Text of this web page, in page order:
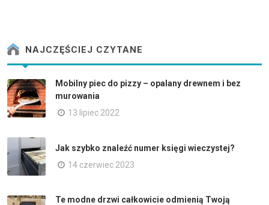
NAJCZĘŚCIEJ CZYTANE
Mobilny piec do pizzy – opalany drewnem i bez
murowania
13 lipiec 2022
Jak szybko znaleźć numer księgi wieczystej?
14 czerwiec 2023
Te modne drzwi całkowicie odmienią Twoją